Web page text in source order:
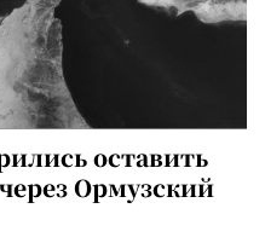
оставить
Ормузский